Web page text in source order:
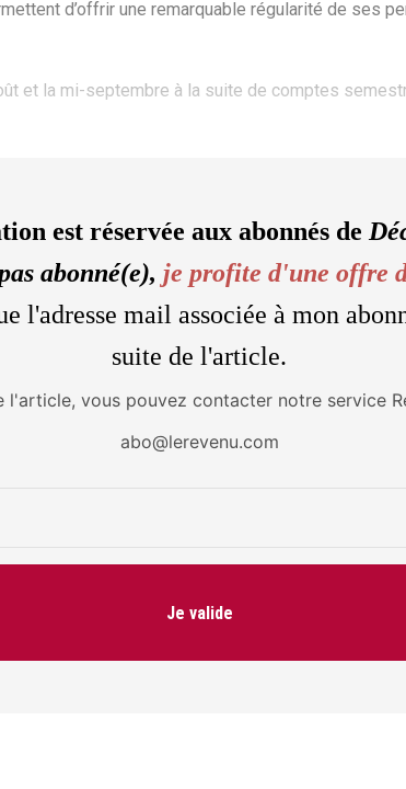
d’offrir une remarquable régularité de ses
et la mi-septembre à la suite de comptes
est réservée aux abonnés de
abonné(e), je profite d'une offre
l'adresse mail associée à mon
suite de l'article.
vous pouvez contacter notre service
abo@lerevenu.com
Je valide